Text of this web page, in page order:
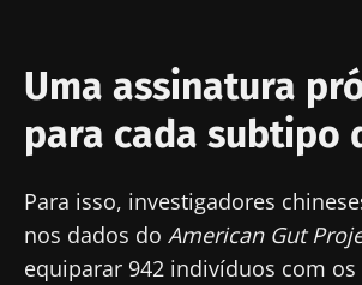
Uma assinatura
para cada subtipo
Para isso, investigadores
nos dados do American Gut
equiparar 942 indivíduos com